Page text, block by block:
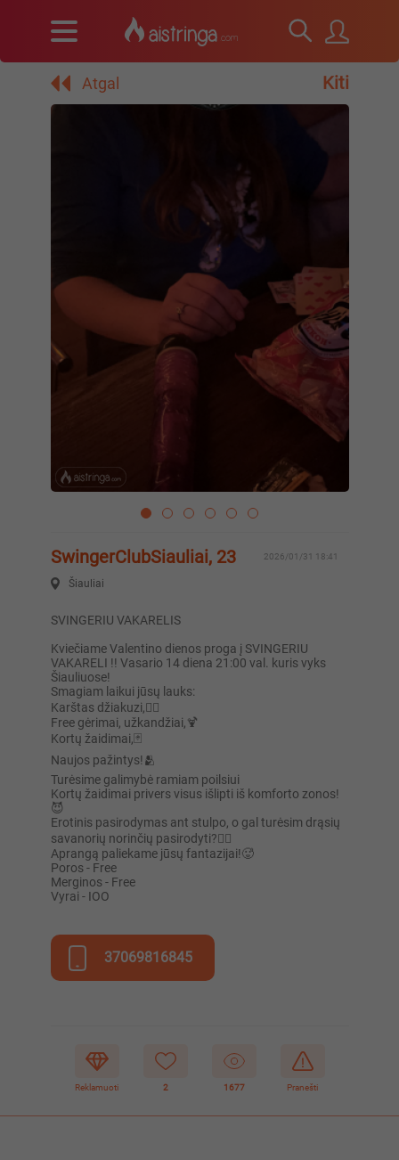
Atgal Kiti
SwingerClubSiauliai, 23 2026/01/31 18:41
Šiauliai
SVINGERIU VAKARELIS
Kviečiame Valentino dienos proga į SVINGERIU
VAKARELI !! Vasario 14 diena 21:00 val. kuris vyks
Šiauliuose!
Smagiam laikui jūsų lauks:
Karštas džiakuzi,❤️‍🔥
Free gėrimai, užkandžiai,🍹
Kortų žaidimai,🃏
Naujos pažintys!🫂
Turėsime galimybė ramiam poilsiui
Kortų žaidimai privers visus išlipti iš komforto zonos!
😈
Erotinis pasirodymas ant stulpo, o gal turėsim drąsių
savanorių norinčių pasirodyti?👯‍♀️
Aprangą paliekame jūsų fantazijai!🥵
Poros - Free
Merginos - Free
Vyrai - IOO
37069816845
Reklamuoti 2 1677 Pranešti